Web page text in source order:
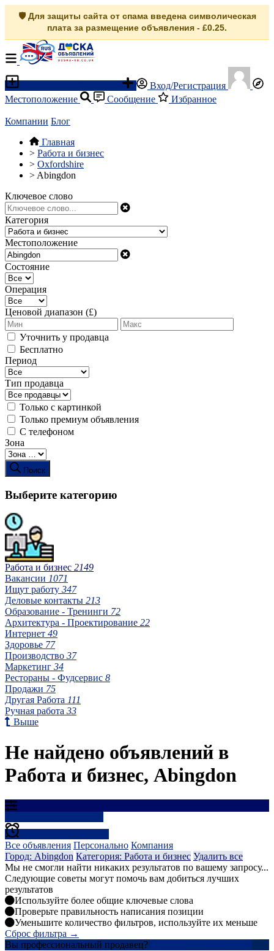
🛡️ Для защиты сайта от спама введена символическая
плата за размещение объявления - £0.25.
Вход/Регистрация
Местоположение
Сообщение Избранное
Компании Блог
Главная
> Работа и бизнес
> Oxfordshire
> Abingdon
Ключевое слово
Категория
Местоположение
Состояние
Операция
Ценовой диапазон (£)
Уточнить у продавца
Бесплатно
Период
Тип продавца
Только с картинкой
Только премиум объявления
С телефоном
Зона
Поиск
Выберите категорию
Работа и бизнес 2149
Вакансии 1071
Ищут работу 347
Деловые контакты 213
Образование - Тренинги 72
Архитектура - Проектирование 22
Интернет 49
Здоровье 77
Производство 37
Маркетинг 34
Рестораны - Фудсервис 8
Продажи 75
Другая Работа 111
Ручная работа 33
Выше
Не найдено объявлений в
Работа и бизнес, Abingdon
Все объявления Персонально Компания
Город: Abingdon Категория: Работа и бизнес Удалить все
Мы не смогли найти никаких результатов по вашему запросу...
Следующие советы могут помочь вам добиться лучших
результатов
Используйте более общие ключевые слова
Проверьте правильность написания позиции
Уменьшите количество фильтров, используйте их меньше
Сброс фильтра →
Вы профессиональный продавец?